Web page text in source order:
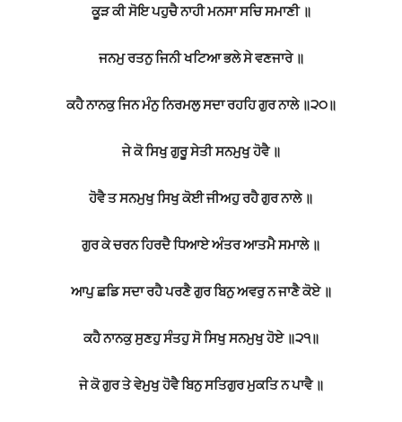
ਕੂੜ ਕੀ ਸੋਇ ਪਹੁਚੈ ਨਾਹੀ ਮਨਸਾ ਸਚਿ ਸਮਾਣੀ ॥
ਜਨਮੁ ਰਤਨੁ ਜਿਨੀ ਖਟਿਆ ਭਲੇ ਸੇ ਵਣਜਾਰੇ ॥
ਕਹੈ ਨਾਨਕੁ ਜਿਨ ਮੰਨੁ ਨਿਰਮਲੁ ਸਦਾ ਰਹਹਿ ਗੁਰ ਨਾਲੇ ॥੨੦॥
ਜੇ ਕੋ ਸਿਖੁ ਗੁਰੂ ਸੇਤੀ ਸਨਮੁਖੁ ਹੋਵੈ ॥
ਹੋਵੈ ਤ ਸਨਮੁਖੁ ਸਿਖੁ ਕੋਈ ਜੀਅਹੁ ਰਹੈ ਗੁਰ ਨਾਲੇ ॥
ਗੁਰ ਕੇ ਚਰਨ ਹਿਰਦੈ ਧਿਆਏ ਅੰਤਰ ਆਤਮੈ ਸਮਾਲੇ ॥
ਆਪੁ ਛਡਿ ਸਦਾ ਰਹੈ ਪਰਣੈ ਗੁਰ ਬਿਨੁ ਅਵਰੁ ਨ ਜਾਣੈ ਕੋਏ ॥
ਕਹੈ ਨਾਨਕੁ ਸੁਣਹੁ ਸੰਤਹੁ ਸੋ ਸਿਖੁ ਸਨਮੁਖੁ ਹੋਏ ॥੨੧॥
ਜੇ ਕੋ ਗੁਰ ਤੇ ਵੇਮੁਖੁ ਹੋਵੈ ਬਿਨੁ ਸਤਿਗੁਰ ਮੁਕਤਿ ਨ ਪਾਵੈ ॥